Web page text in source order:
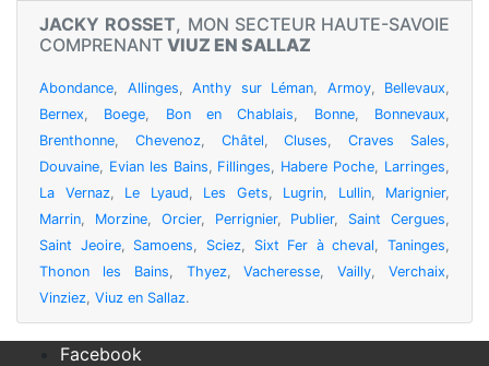
JACKY ROSSET, MON SECTEUR HAUTE-SAVOIE
COMPRENANT VIUZ EN SALLAZ
Abondance, Allinges, Anthy sur Léman, Armoy, Bellevaux,
Bernex, Boege, Bon en Chablais, Bonne, Bonnevaux,
Brenthonne, Chevenoz, Châtel,Cluses,Craves Sales,
Douvaine, Evian les Bains, Fillinges, Habere Poche, Larringes,
La Vernaz, Le Lyaud, Les Gets, Lugrin, Lullin, Marignier,
Marrin, Morzine, Orcier, Perrignier, Publier, Saint Cergues,
Saint Jeoire, Samoens, Sciez, Sixt Fer à cheval, Taninges,
Thonon les Bains, Thyez,Vacheresse,Vailly,Verchaix,
Vinziez, Viuz en Sallaz.
Facebook